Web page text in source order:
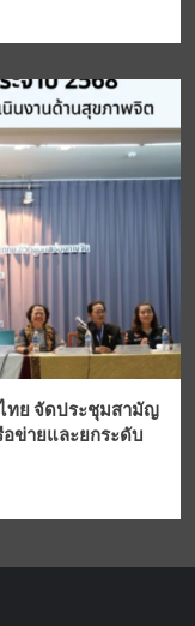
ทย จัดประชุมสามัญ
อข่ายและยกระดับ